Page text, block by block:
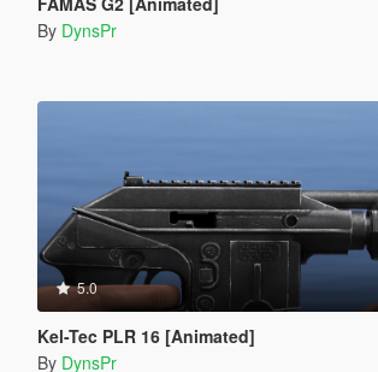
By DynsPr
5.0
Kel-Tec PLR 16 [Animated]
By DynsPr